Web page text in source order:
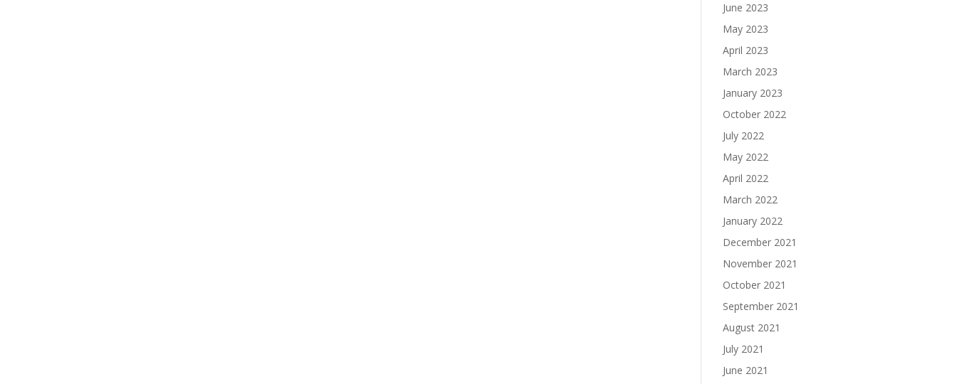
June 2023
May 2023
April 2023
March 2023
January 2023
October 2022
July 2022
May 2022
April 2022
March 2022
January 2022
December 2021
November 2021
October 2021
September 2021
August 2021
July 2021
June 2021